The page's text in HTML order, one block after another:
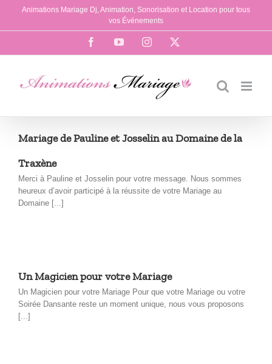
Passer
contenu
Animations Mariage Dj, Animation, Sonorisation et Location pour tous
vos Événements
FacebookYouTubeInstagram
Mariage de Pauline et Josselin au Domaine de la
Traxène
Merci à Pauline et Josselin pour votre message. Nous sommes
heureux d’avoir participé à la réussite de votre Mariage au
Domaine [...]
Un Magicien pour votre Mariage
Un Magicien pour votre Mariage Pour que votre Mariage ou votre
Soirée Dansante reste un moment unique, nous vous proposons
[...]